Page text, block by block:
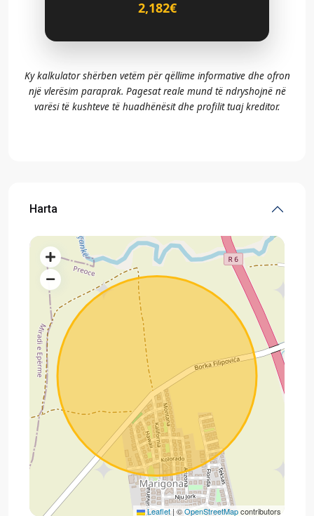
2,182€
Ky kalkulator shërben vetëm për qëllime informative dhe ofron
një vlerësim paraprak. Pagesat reale mund të ndryshojnë në
varësi të kushteve të huadhënësit dhe profilit tuaj kreditor.
Harta
Leaflet | ©OpenStreetMapcontributors